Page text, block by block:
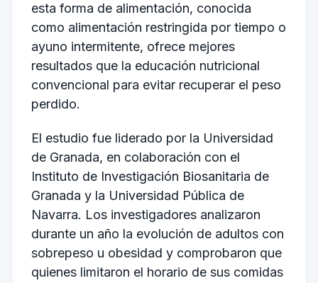
esta forma de alimentación, conocida
como alimentación restringida por tiempo o
ayuno intermitente, ofrece mejores
resultados que la educación nutricional
convencional para evitar recuperar el peso
perdido.
El estudio fue liderado por la Universidad
de Granada, en colaboración con el
Instituto de Investigación Biosanitaria de
Granada y la Universidad Pública de
Navarra. Los investigadores analizaron
durante un año la evolución de adultos con
sobrepeso u obesidad y comprobaron que
quienes limitaron el horario de sus comidas